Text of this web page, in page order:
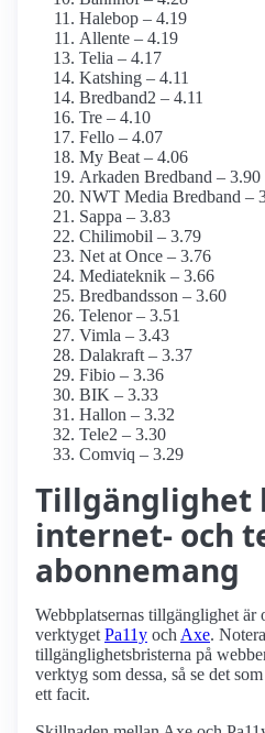
Halebop – 4.19
Allente – 4.19
Telia – 4.17
Katshing – 4.11
Bredband2 – 4.11
Tre – 4.10
Fello – 4.07
My Beat – 4.06
Arkaden Bredband – 3.90
NWT Media Bredband –
Sappa – 3.83
Chilimobil – 3.79
Net at Once – 3.76
Mediateknik – 3.66
Bredbandsson – 3.60
Telenor – 3.51
Vimla – 3.43
Dalakraft – 3.37
Fibio – 3.36
BIK – 3.33
Hallon – 3.32
Tele2 – 3.30
Comviq – 3.29
Tillgänglighet
internet- och
abonnemang
Webbplatsernas tillgänglighet är
verktygetPa11y ochAxe.
tillgänglighetsbristerna på
verktyg som dessa, så se det
ett facit.